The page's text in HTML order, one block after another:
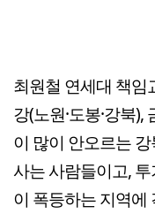
최원철 연세대 책임
강(노원·도봉·강북),
이 많이 안오르는
사는 사람들이고,
이 폭등하는 지역에